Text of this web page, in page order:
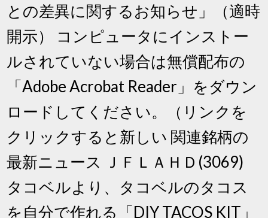
との差異に関するお知らせ」（適時
開示） コンピュータにインストー
ルされていない場合は無償配布の
「Adobe Acrobat Reader」をダウン
ロードしてください。（リンクを
クリックすると新しい 関連銘柄の
最新ニュース ＪＦＬＡＨＤ(3069)
タコベルより、タコベルのタコス
を自分で作れる「DIY TACOS KIT」